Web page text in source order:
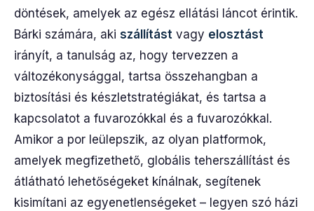
döntések, amelyek az egész ellátási láncot érintik.
Bárki számára, aki szállítást vagy elosztást
irányít, a tanulság az, hogy tervezzen a
változékonysággal, tartsa összehangban a
biztosítási és készletstratégiákat, és tartsa a
kapcsolatot a fuvarozókkal és a fuvarozókkal.
Amikor a por leülepszik, az olyan platformok,
amelyek megfizethető, globális teherszállítást és
átlátható lehetőségeket kínálnak, segítenek
kisimítani az egyenetlenségeket – legyen szó házi